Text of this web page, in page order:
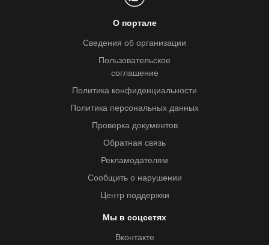
О портале
Сведения об организации
Пользовательское
соглашение
Политика конфиденциальности
Политика персональных данных
Проверка документов
Обратная связь
Рекламодателям
Сообщить о нарушении
Центр поддержки
Мы в соцсетях
Вконтакте